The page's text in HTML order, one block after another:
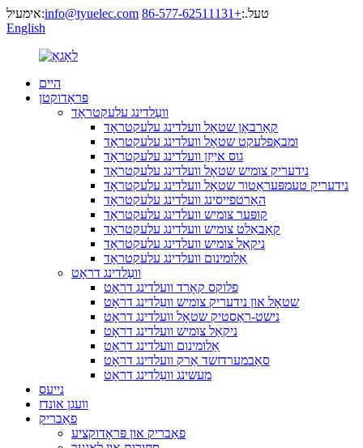
אימעיל:info@tyuelec.com טעל.:+86-577-62511131
English
היים
פּראָדוקטן
וועַלדינג עלעקטראָד
קאַרבאָן שטאָל וועלדינג עלעקטראָד
ומבאַפלעקט שטאָל וועלדינג עלעקטראָד
גוס אייַזן וועלדינג עלעקטראָד
נידעריק צומיש שטאָל וועלדינג עלעקטראָד
נידעריק טעמפּעראַטור שטאָל וועלדינג עלעקטראָד
האַרטפייסינג וועלדינג עלעקטראָד
קופּער צומיש וועלדינג עלעקטראָד
קאָבאַלט צומיש וועלדינג עלעקטראָד
ניקאַל צומיש וועלדינג עלעקטראָד
אַלומינום וועלדינג עלעקטראָד
וועַלדינג דראָט
פלוקס קאָרד וועלדינג דראָט
שטאָל און נידעריק צומיש וועַלדינג דראָט
נישט-ראַסטיק שטאָל וועלדינג דראָט
ניקאַל צומיש וועלדינג דראָט
אַלומינום וועלדינג דראָט
סאַבמערדזשד אַרק וועלדינג דראָט
מעשינג וועַלדינג דראָט
נייעס
וועגן אונדז
פאַבריק
פאַבריק און פּראָדוקציע